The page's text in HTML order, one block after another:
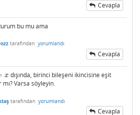
Cevapla
bu mu ama
tarafından yorumlandı
Cevapla
x dışında, birinci bileşeni ikincisine eşit
Varsa söyleyin.
tarafından yorumlandı
Cevapla